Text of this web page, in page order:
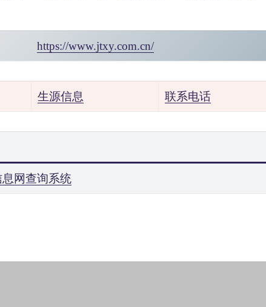
https://www.jtxy.com.cn/
生源信息 联系电话
网查询系统